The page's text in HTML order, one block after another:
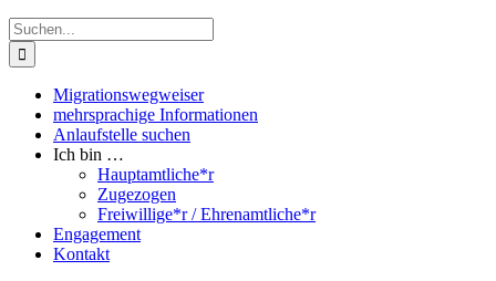
Suche
nach:
Migrationswegweiser
mehrsprachige Informationen
Anlaufstelle suchen
Ich bin …
Hauptamtliche*r
Zugezogen
Freiwillige*r / Ehrenamtliche*r
Engagement
Kontakt